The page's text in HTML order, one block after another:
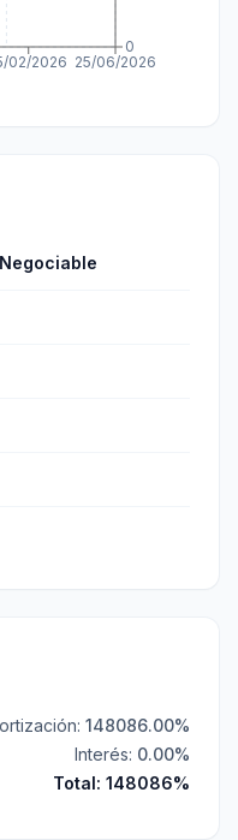
02/2026 25/06/2026
0
148086.00%
Interés: 0.00%
Total: 148086%